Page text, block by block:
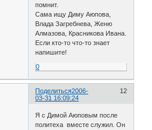
помнит.
Сама ищу Диму Аюпова,
Влада Загребнева, Женю
Алмазова, Красникова Ивана.
Если кто-то что-то знает
напишите!
0
Поделиться 12
2006-
03-31 16:09:24
Я с Димой Аюповым после
политеха вместе служил. Он